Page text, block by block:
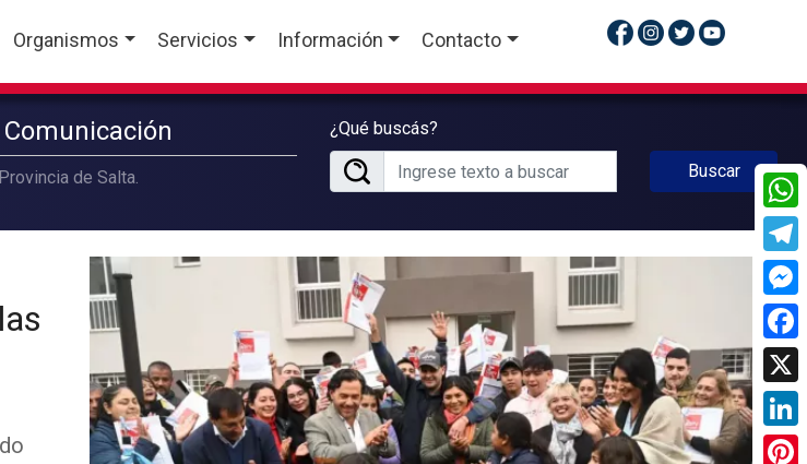
Organismos Servicios Información Contacto
de Salta.
¿Qué buscás?
Buscar
X